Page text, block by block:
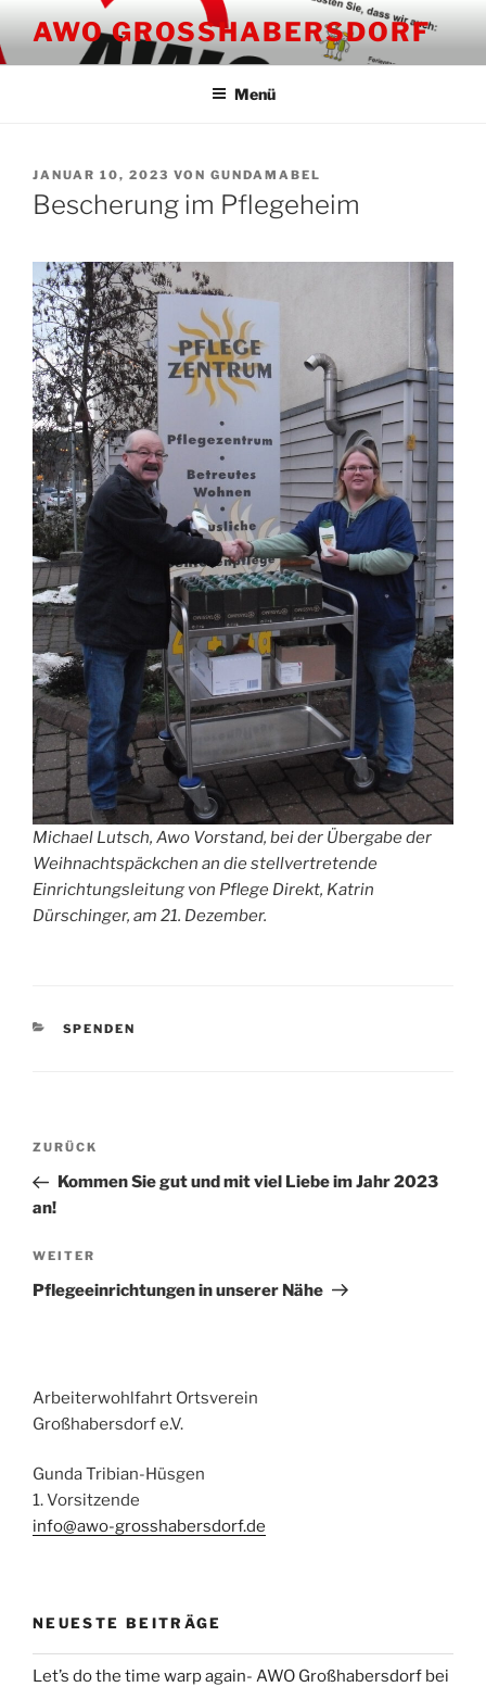
Inhalt
springen
AWO GROSSHABERSDORF
Menü
VERÖFFENTLICHT
AM
JANUAR 10, 2023 VON GUNDAMABEL
Bescherung im Pflegeheim
Michael Lutsch, Awo Vorstand, bei der Übergabe der
Weihnachtspäckchen an die stellvertretende
Einrichtungsleitung von Pflege Direkt, Katrin
Dürschinger, am 21. Dezember.
KATEGORIEN
SPENDEN
Beitragsnavigation
Vorheriger
Beitrag
ZURÜCK
Kommen Sie gut und mit viel Liebe im Jahr 2023
an!
Nächster
Beitrag
WEITER
Pflegeeinrichtungen in unserer Nähe
Arbeiterwohlfahrt Ortsverein
Großhabersdorf e.V.
Gunda Tribian-Hüsgen
1. Vorsitzende
info@awo-grosshabersdorf.de
NEUESTE BEITRÄGE
Let’s do the time warp again- AWO Großhabersdorf bei